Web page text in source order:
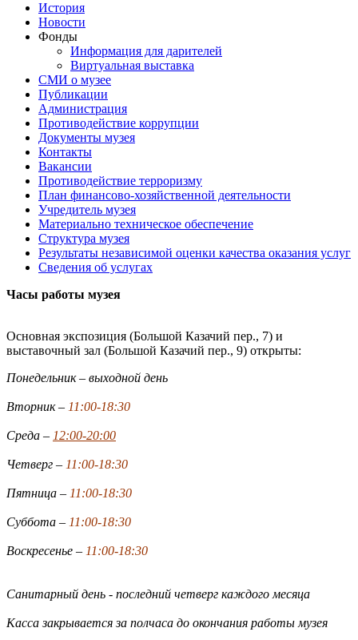
История
Новости
Фонды
Информация для дарителей
Виртуальная выставка
СМИ о музее
Публикации
Администрация
Противодействие коррупции
Документы музея
Контакты
Вакансии
Противодействие терроризму
План финансово-хозяйственной деятельности
Учредитель музея
Материально техническое обеспечение
Структура музея
Результаты независимой оценки качества оказания услуг
Сведения об услугах
Часы работы музея
Основная экспозиция (Большой Казачий пер., 7) и
выставочный зал (Большой Казачий пер., 9) открыты:
Понедельник – выходной день
Вторник – 11:00-18:30
Среда – 12:00-20:00
Четверг – 11:00-18:30
Пятница – 11:00-18:30
Суббота – 11:00-18:30
Воскресенье – 11:00-18:30
Санитарный день - последний четверг каждого месяца
Касса закрывается за полчаса до окончания работы музея